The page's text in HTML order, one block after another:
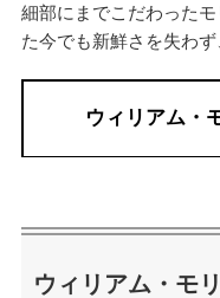
細部にまでこだわった
た今でも新鮮さを失わ
ウィリアム・
ウィリアム・モ